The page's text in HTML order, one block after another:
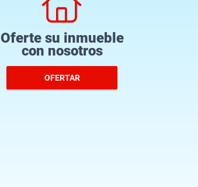
Oferte su inmueble
con nosotros
OFERTAR